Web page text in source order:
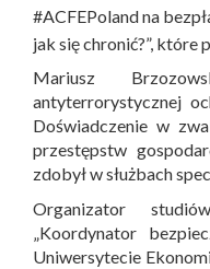
#ACFEPoland na
jak się chronić?”,
Mariusz
antyterrorystycznej
Doświadczenie w
przestępstw
zdobył w służbach
Organizator
„Koordynator
Uniwersytecie